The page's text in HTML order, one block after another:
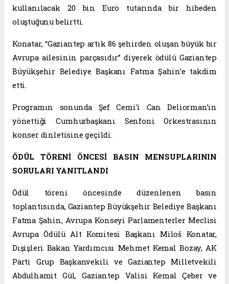
kullanılacak 20 bin Euro tutarında bir hibeden
oluştuğunu belirtti.
Konatar, “Gaziantep artık 86 şehirden oluşan büyük bir
Avrupa ailesinin parçasıdır” diyerek ödülü Gaziantep
Büyükşehir Belediye Başkanı Fatma Şahin’e takdim
etti.
Programın sonunda Şef Cemi'i Can Deliorman’ın
yönettiği Cumhurbaşkanı Senfoni Orkestrasının
konser dinletisine geçildi.
ÖDÜL TÖRENİ ÖNCESİ BASIN MENSUPLARININ
SORULARI YANITLANDI
Ödül töreni öncesinde düzenlenen basın
toplantısında, Gaziantep Büyükşehir Belediye Başkanı
Fatma Şahin, Avrupa Konseyi Parlamenterler Meclisi
Avrupa Ödülü Alt Komitesi Başkanı Miloš Konatar,
Dışişleri Bakan Yardımcısı Mehmet Kemal Bozay, AK
Parti Grup Başkanvekili ve Gaziantep Milletvekili
Abdulhamit Gül, Gaziantep Valisi Kemal Çeber ve